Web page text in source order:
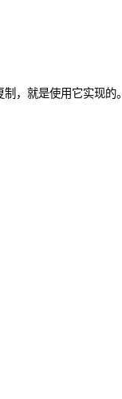
，就是使用它实现的。